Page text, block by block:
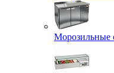
Морозильные